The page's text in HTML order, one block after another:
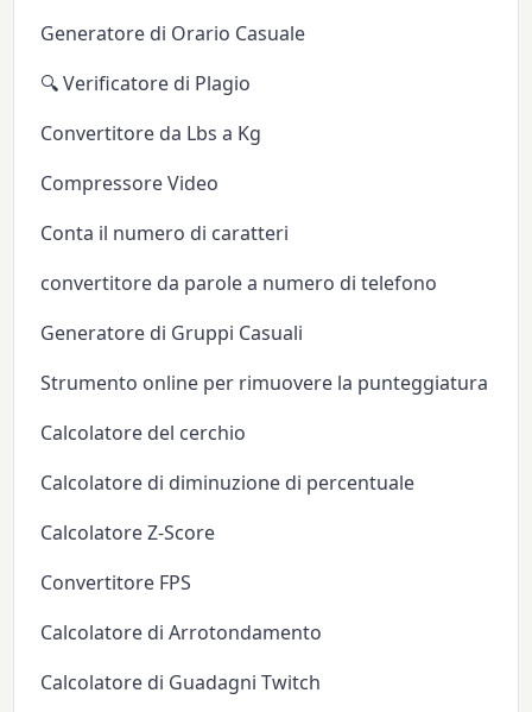
Generatore di Orario Casuale
🔍 Verificatore di Plagio
Convertitore da Lbs a Kg
Compressore Video
Conta il numero di caratteri
convertitore da parole a numero di telefono
Generatore di Gruppi Casuali
Strumento online per rimuovere la punteggiatura
Calcolatore del cerchio
Calcolatore di diminuzione di percentuale
Calcolatore Z-Score
Convertitore FPS
Calcolatore di Arrotondamento
Calcolatore di Guadagni Twitch